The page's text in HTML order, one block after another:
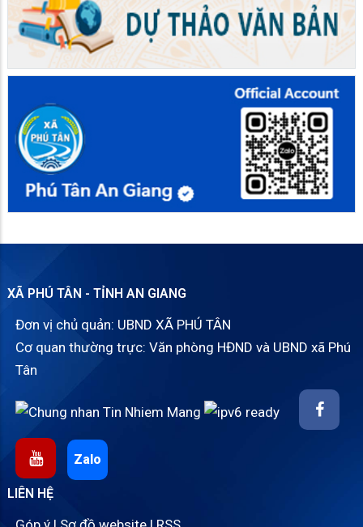
XÃ PHÚ TÂN - TỈNH AN GIANG
Đơn vị chủ quản: UBND XÃ PHÚ TÂN
Cơ quan thường trực: Văn phòng HĐND và UBND xã Phú
Tân
Zalo
LIÊN HỆ